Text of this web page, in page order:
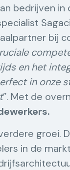
bedrijven
bij
en het
in onze
”. Met de
groei.
in de